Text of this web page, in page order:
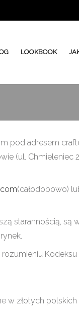
LOOKBOOK
pod adresem
(ul. Chmieleniec
(całodobowo)
starannością, są
Kodeksu
w złotych polskich